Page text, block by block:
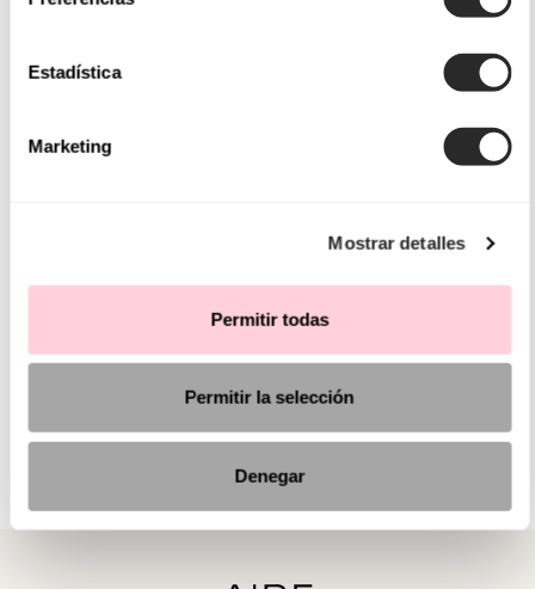
Estadística
Marketing
Mostrar detalles
Permitir todas
Permitir la selección
Denegar